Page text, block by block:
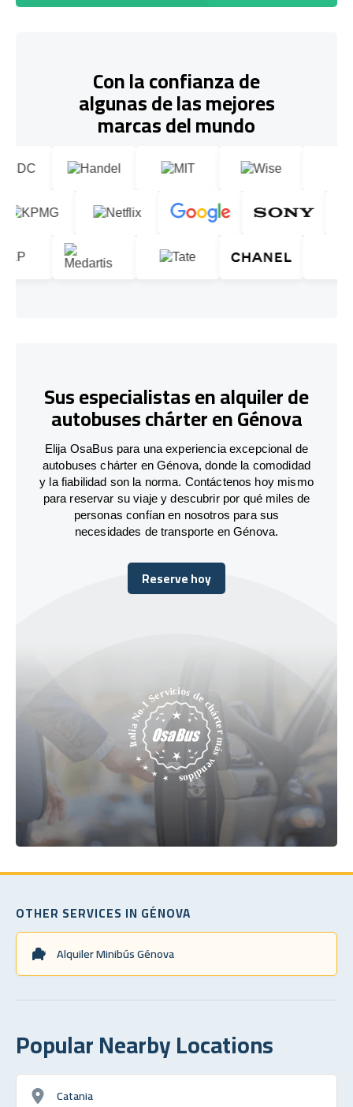
Con la confianza de
algunas de las mejores
marcas del mundo
Sus especialistas en alquiler de
autobuses chárter en Génova
Elija OsaBus para una experiencia excepcional de
autobuses chárter en Génova, donde la comodidad
y la fiabilidad son la norma. Contáctenos hoy mismo
para reservar su viaje y descubrir por qué miles de
personas confían en nosotros para sus
necesidades de transporte en Génova.
Reserve hoy
Reserve hoy
OTHER SERVICES IN GÉNOVA
Alquiler Minibús Génova
Popular Nearby Locations
Catania